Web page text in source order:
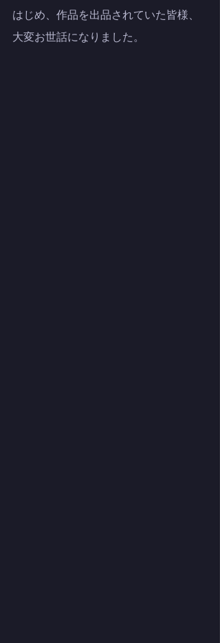
はじめ、作品を出品されていた皆様、
大変お世話になりました。